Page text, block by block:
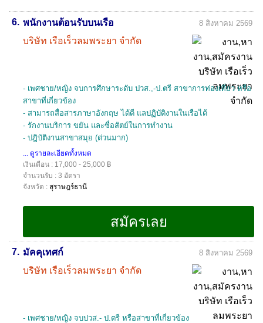
6. พนักงานต้อนรับบนเรือ
บริษัท เรือเร็วลมพระยา จำกัด
8 สิงหาคม 2569
- เพศชาย/หญิง จบการศึกษาระดับ ปวส.,-ป.ตรี สาขาการท่องเที่ยว หรือ
สาขาที่เกี่ยวข้อง
- สามารถสื่อสารภาษาอังกฤษ ได้ดี แลปฏิบัติงานในเรือได้
- รักงานบริการ ขยัน และซื่อสัตย์ในการทำงาน
- ปฎิบัติงานสาขาสมุย (ด่วนมาก)
... ดูรายละเอียดทั้งหมด
เงินเดือน : 17,000 - 25,000 ฿
จำนวนรับ : 3 อัตรา
จังหวัด : สุราษฎร์ธานี
7. มัคคุเทศก์
บริษัท เรือเร็วลมพระยา จำกัด
8 สิงหาคม 2569
- เพศชาย/หญิง จบปวส.- ป.ตรี หรือสาขาที่เกี่ยวข้อง